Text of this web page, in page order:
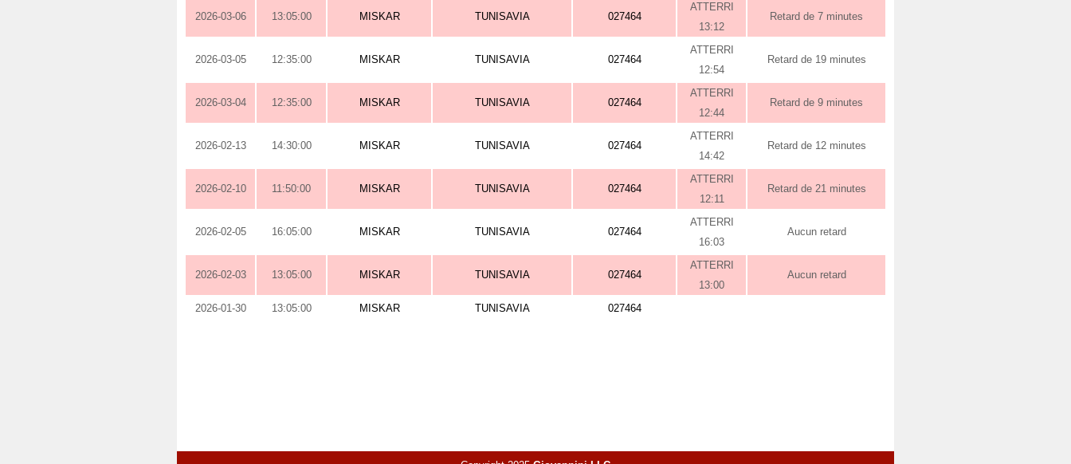
2026-03-06 13:05:00 MISKAR TUNISAVIA 027464
ATTERRI
13:12
Retard de 7 minutes
2026-03-05 12:35:00 MISKAR TUNISAVIA 027464
ATTERRI
12:54
Retard de 19 minutes
2026-03-04 12:35:00 MISKAR TUNISAVIA 027464
ATTERRI
12:44
Retard de 9 minutes
2026-02-13 14:30:00 MISKAR TUNISAVIA 027464
ATTERRI
14:42
Retard de 12 minutes
2026-02-10 11:50:00 MISKAR TUNISAVIA 027464
ATTERRI
12:11
Retard de 21 minutes
2026-02-05 16:05:00 MISKAR TUNISAVIA 027464
ATTERRI
16:03
Aucun retard
2026-02-03 13:05:00 MISKAR TUNISAVIA 027464
ATTERRI
13:00
Aucun retard
2026-01-30 13:05:00 MISKAR TUNISAVIA 027464